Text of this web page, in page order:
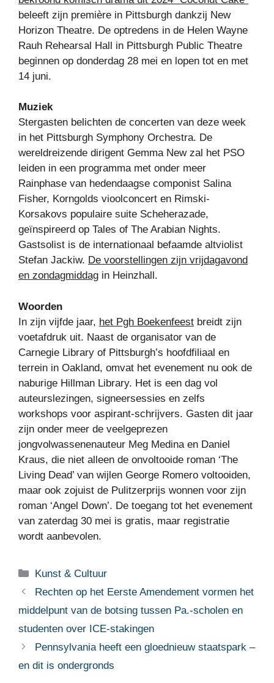
beleeft zijn première in Pittsburgh dankzij New
Horizon Theatre. De optredens in de Helen Wayne
Rauh Rehearsal Hall in Pittsburgh Public Theatre
beginnen op donderdag 28 mei en lopen tot en met
14 juni.
Muziek
Stergasten belichten de concerten van deze week
in het Pittsburgh Symphony Orchestra. De
wereldreizende dirigent Gemma New zal het PSO
leiden in een programma met onder meer
Rainphase van hedendaagse componist Salina
Fisher, Korngolds vioolconcert en Rimski-
Korsakovs populaire suite Scheherazade,
geïnspireerd op Tales of The Arabian Nights.
Gastsolist is de internationaal befaamde altviolist
Stefan Jackiw. De voorstellingen zijn vrijdagavond
en zondagmiddag in Heinzhall.
Woorden
In zijn vijfde jaar, het Pgh Boekenfeest breidt zijn
voetafdruk uit. Naast de organisator van de
Carnegie Library of Pittsburgh’s hoofdfiliaal en
terrein in Oakland, omvat het evenement nu ook de
naburige Hillman Library. Het is een dag vol
auteurslezingen, signeersessies en zelfs
workshops voor aspirant-schrijvers. Gasten dit jaar
zijn onder meer de veelgeprezen
jongvolwassenenauteur Meg Medina en Daniel
Kraus, die niet alleen de onvoltooide roman ‘The
Living Dead’ van wijlen George Romero voltooiden,
maar ook zojuist de Pulitzerprijs wonnen voor zijn
roman ‘Angel Down’. De toegang tot het evenement
van zaterdag 30 mei is gratis, maar registratie
wordt aanbevolen.
Categorieën
Kunst & Cultuur
Rechten op het Eerste Amendement vormen het
middelpunt van de botsing tussen Pa.-scholen en
studenten over ICE-stakingen
Pennsylvania heeft een gloednieuw staatspark –
en dit is ondergronds